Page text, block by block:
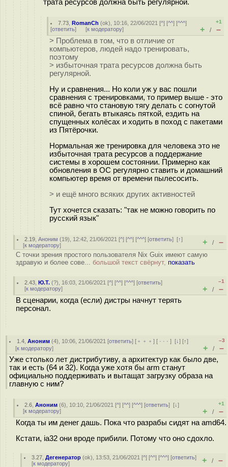
трата ресурсов должна быть регулярной.
7.73 ,RomanCh (ok), 10:16, 22/06/2021 [^] [^^] [^^^]
[ответить] [к модератору]
+1
+ / –
> Проблема в том, что в отличие от
компьютеров, людей надо тренировать,
поэтому
> избыточная трата ресурсов должна быть
регулярной.
Ну и сравнения... Но коли уж у вас пошли
сравнения с тренировками, то пример выше - это
всё равно что становую тягу делать с согнутой
спиной, бегать втыкаясь пяткой, ездить на
спущенных колёсах и ходить в поход с пакетами
из Пятёрочки.
Нормальная же тренировка для человека это не
избыточная трата ресурсов а поддержание
системы в хорошем состоянии. Примерно как
обновления в ОС регулярно ставить и домашний
компьютер время от времени пылесосить.
> и ещё много всяких других активностей
Тут хочется сказать: "так не можно говорить по
русский язык"
2.19 ,Аноним (19), 12:42, 21/06/2021 [^] [^^] [^^^] [ответить][↑]
[к модератору] + / –
С точки зрения простого пользователя Nix Guix имеют самую
здравую и более сове... большой текст свёрнут, показать
2.43 ,Ю.Т. (?), 16:03, 21/06/2021 [^] [^^] [^^^] [ответить]
[к модератору]
–1
+ / –
В сценарии, когда (если) дистры начнут терять
персонал.
1.4 ,Аноним (4), 10:06, 21/06/2021 [ответить] [ ﹢﹢﹢] [ · · ·][↓] [↑]
[к модератору]
–3
+ / –
Уже столько лет дистрибутиву, а архитектур как было две,
так и есть (64 и 32). Когда уже хотя бы arm станут
официально поддерживать и вытащат загрузку образа на
главную с ним?
2.6 ,Аноним (6), 10:10, 21/06/2021 [^] [^^] [^^^] [ответить][↓]
[к модератору]
+1
+ / –
Когда ты им денег дашь. Пока что разрабы сидят на amd64.
Кстати, ia32 они вроде прибили. Потому что оно сдохло.
3.27 ,Дегенератор (ok), 13:53, 21/06/2021 [^] [^^] [^^^] [ответить]
[к модератору] + / –